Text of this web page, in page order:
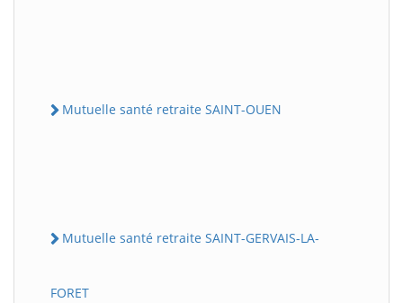
Mutuelle santé retraite SAINT-OUEN
Mutuelle santé retraite SAINT-GERVAIS-LA-
FORET